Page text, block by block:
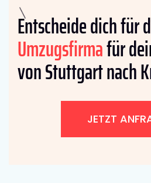
Entscheide dich für
Umzugsfirmafür
von Stuttgart nach
JETZT